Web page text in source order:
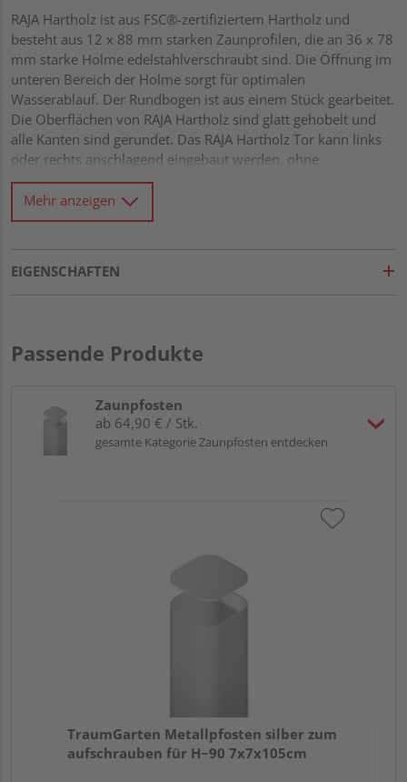
RAJA Hartholz ist aus FSC®-zertifiziertem Hartholz und
besteht aus 12 x 88 mm starken Zaunprofilen, die an 36 x 78
mm starke Holme edelstahlverschraubt sind. Die Öffnung im
unteren Bereich der Holme sorgt für optimalen
Wasserablauf. Der Rundbogen ist aus einem Stück gearbeitet.
Die Oberflächen von RAJA Hartholz sind glatt gehobelt und
alle Kanten sind gerundet. Das RAJA Hartholz Tor kann links
oder rechts anschlagend eingebaut werden. ohne
Beschlagsatz
Mehr anzeigen
EIGENSCHAFTEN
Passende Produkte
Zaunpfosten
ab 64,90 € / Stk.
gesamte Kategorie Zaunpfosten entdecken
TraumGarten Metallpfosten silber zum
aufschrauben für H~90 7x7x105cm